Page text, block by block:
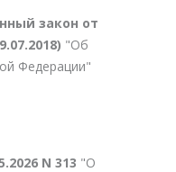
закон от
"Об
Федерации"
N 313 "О